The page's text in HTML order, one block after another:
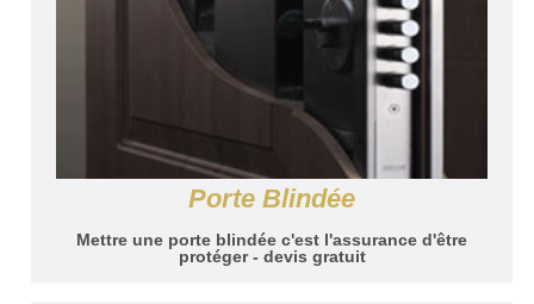
Porte Blindée
Mettre une porte blindée c'est l'assurance d'être
protéger - devis gratuit